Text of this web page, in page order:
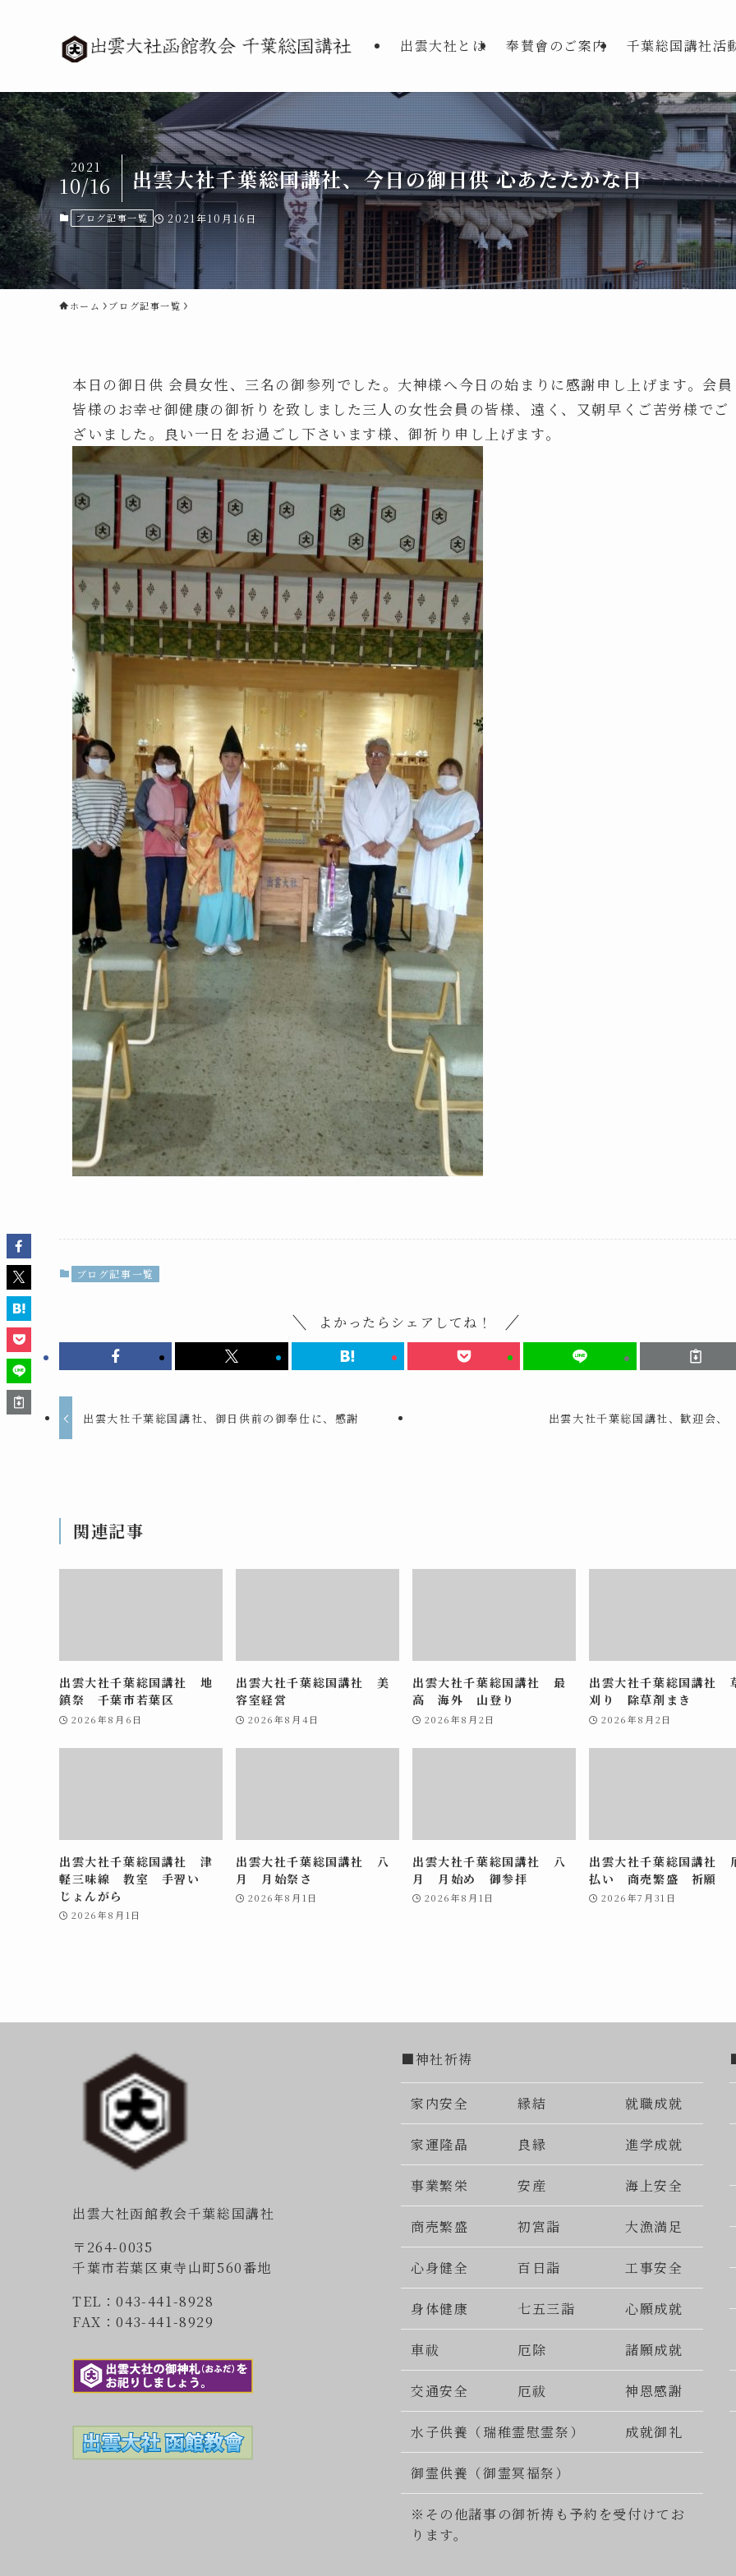
出雲大社とは 奉賛會のご案内 千葉総国講社活
出雲大社千葉総国講社、今日の御日供 心あたたかな日
2021
10/16
ブログ記事一覧 2021年10月16日
ホーム ブログ記事一覧
本日の御日供 会員女性、三名の御参列でした。大神様へ今日の始まりに感謝申し上げます。会員
皆様のお幸せ御健康の御祈りを致しました三人の女性会員の皆様、遠く、又朝早くご苦労様でご
ざいました。良い一日をお過ごし下さいます様、御祈り申し上げます。
ブログ記事一覧
よかったらシェアしてね！
出雲大社千葉総国講社、御日供前の御奉仕に、感謝 出雲大社千葉総国講社、歓迎会、
関連記事
出雲大社千葉総国講社 地
鎮祭 千葉市若葉区
2026年8月6日
出雲大社千葉総国講社 美
容室経営
2026年8月4日
出雲大社千葉総国講社 最
高 海外 山登り
2026年8月2日
出雲大社千葉総国講社
刈り 除草剤まき
2026年8月2日
出雲大社千葉総国講社 津
軽三味線 教室 手習い
じょんがら
2026年8月1日
出雲大社千葉総国講社 八
月 月始祭さ
2026年8月1日
出雲大社千葉総国講社 八
月 月始め 御参拝
2026年8月1日
出雲大社千葉総国講社
払い 商売繁盛 祈願
2026年7月31日
出雲大社函館教会千葉総国講社
〒264-0035
千葉市若葉区東寺山町560番地
TEL：043-441-8928
FAX：043-441-8929
■神社祈祷
家内安全 縁結 就職成就
家運隆晶 良縁 進学成就
事業繁栄 安産 海上安全
商売繁盛 初宮詣 大漁満足
心身健全 百日詣 工事安全
身体健康 七五三詣 心願成就
車祓 厄除 諸願成就
交通安全 厄祓 神恩感謝
水子供養（瑞稚霊慰霊祭） 成就御礼
御霊供養（御霊冥福祭）
※その他諸事の御祈祷も予約を受付けてお
ります。